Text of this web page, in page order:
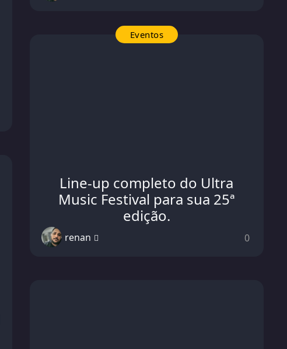
Eventos
Line-up completo do Ultra
Music Festival para sua 25ª
edição.
renan 0